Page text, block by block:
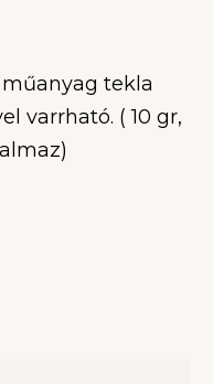
tekla
varrható. ( 10 gr,